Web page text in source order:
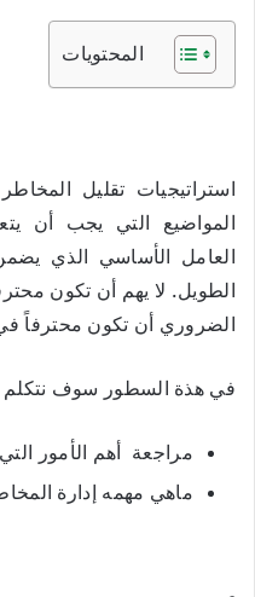
المحتويات
استراتيجيات تقليل
المواضيع التي يجب أن
العامل الأساسي الذي
الطويل. لا يهم أن تكون
الضروري أن تكون محترفاً
في هذة السطور سوف نتكلم
مراجعة أهم الأمور
ماهي مهمه إدارة